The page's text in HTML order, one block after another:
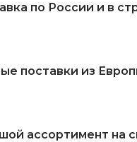
по России и в
поставки из
ассортимент на